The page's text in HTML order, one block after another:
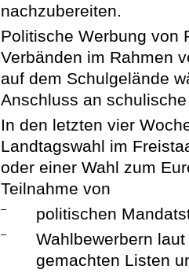
nachzubereiten.
Politische Werbung von
Verbänden im Rahmen
auf dem Schulgelände
Anschluss an
In den letzten vier
Landtagswahl im
oder einer Wahl zum
Teilnahme von
– politischen
–
Wahlbewerbern
gemachten Listen